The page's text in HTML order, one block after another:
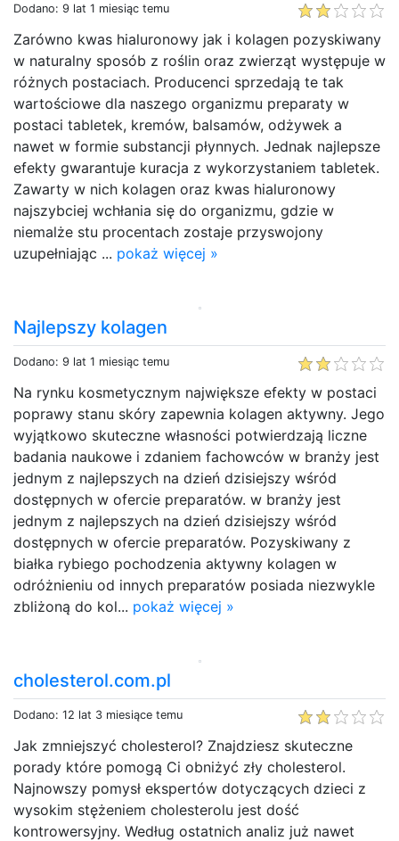
Dodano: 9 lat 1 miesiąc temu
Zarówno kwas hialuronowy jak i kolagen pozyskiwany
w naturalny sposób z roślin oraz zwierząt występuje w
różnych postaciach. Producenci sprzedają te tak
wartościowe dla naszego organizmu preparaty w
postaci tabletek, kremów, balsamów, odżywek a
nawet w formie substancji płynnych. Jednak najlepsze
efekty gwarantuje kuracja z wykorzystaniem tabletek.
Zawarty w nich kolagen oraz kwas hialuronowy
najszybciej wchłania się do organizmu, gdzie w
niemalże stu procentach zostaje przyswojony
uzupełniając ... pokaż więcej »
Najlepszy kolagen
Dodano: 9 lat 1 miesiąc temu
Na rynku kosmetycznym największe efekty w postaci
poprawy stanu skóry zapewnia kolagen aktywny. Jego
wyjątkowo skuteczne własności potwierdzają liczne
badania naukowe i zdaniem fachowców w branży jest
jednym z najlepszych na dzień dzisiejszy wśród
dostępnych w ofercie preparatów. w branży jest
jednym z najlepszych na dzień dzisiejszy wśród
dostępnych w ofercie preparatów. Pozyskiwany z
białka rybiego pochodzenia aktywny kolagen w
odróżnieniu od innych preparatów posiada niezwykle
zbliżoną do kol... pokaż więcej »
cholesterol.com.pl
Dodano: 12 lat 3 miesiące temu
Jak zmniejszyć cholesterol? Znajdziesz skuteczne
porady które pomogą Ci obniżyć zły cholesterol.
Najnowszy pomysł ekspertów dotyczących dzieci z
wysokim stężeniem cholesterolu jest dość
kontrowersyjny. Według ostatnich analiz już nawet